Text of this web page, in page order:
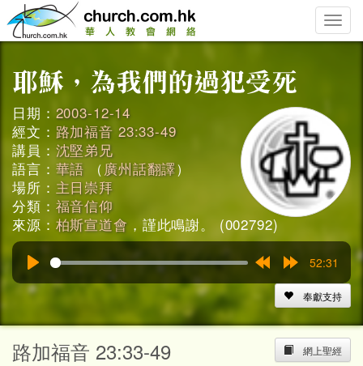
Toggle
日期： 2003-12-14
經文： 路加福音 23:33-49
講員： 沈堅弟兄
語言： 華語 （ 廣州話翻譯）
場所： 主日崇拜
分類： 福音信仰
來源： 柏斯宣道會 ，謹此鳴謝。 (002792)
15s
52:31
奉獻支持
網上聖經
路加福音 23:33-49